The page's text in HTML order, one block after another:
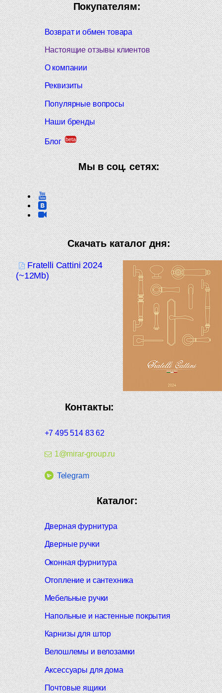
Покупателям:
Возврат и обмен товара
Настоящие отзывы клиентов
О компании
Реквизиты
Популярные вопросы
Наши бренды
Блог beta
Мы в соц. сетях:
Скачать каталог дня:
Fratelli Cattini 2024
(~12Mb)
Контакты:
+7 495 514 83 62
1@mirar-group.ru
Telegram
Каталог:
Дверная фурнитура
Дверные ручки
Оконная фурнитура
Отопление и сантехника
Мебельные ручки
Напольные и настенные покрытия
Карнизы для штор
Велошлемы и велозамки
Аксессуары для дома
Почтовые ящики